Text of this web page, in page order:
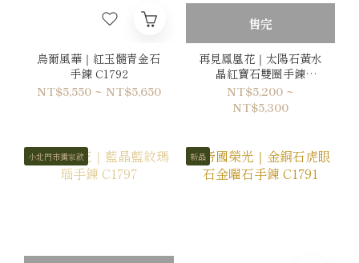
烏爾風華｜紅玉髓青金石
手鍊 C1792
NT$5,550 ~ NT$5,650
售完
再見鳳凰花｜太陽石黃水
晶紅寶石雙圈手鍊
C1798
NT$5,200 ~
NT$5,300
小北門市獨家款 新品